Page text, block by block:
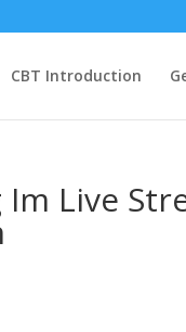
CBT Introduction
Live